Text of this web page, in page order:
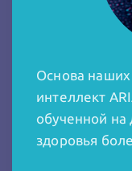
Основа наших
интеллект
обученной на
здоровья